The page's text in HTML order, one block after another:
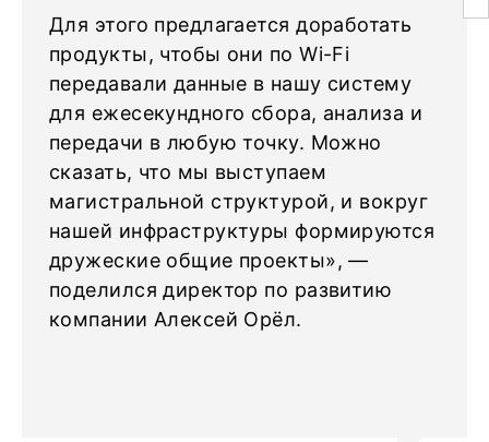
Для этого предлагается доработать
продукты, чтобы они по Wi-Fi
передавали данные в нашу систему
для ежесекундного сбора, анализа и
передачи в любую точку. Можно
сказать, что мы выступаем
магистральной структурой, и вокруг
нашей инфраструктуры формируются
дружеские общие проекты», —
поделился директор по развитию
компании Алексей Орёл.